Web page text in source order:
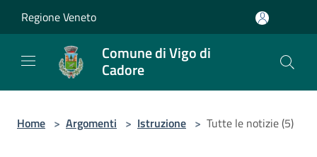
Regione Veneto
Comune di Vigo di
Cadore
Home > Argomenti > Istruzione > Tutte le notizie (5)